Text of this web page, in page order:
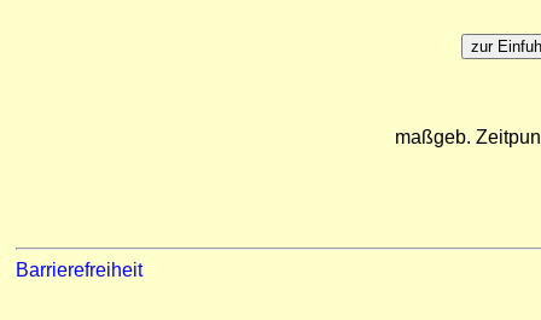
maßgeb.
Barrierefreiheit